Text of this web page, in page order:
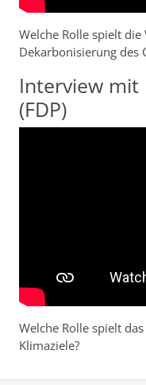
Welche Rolle spielt
Dekarbonisierung des
Interview mit
(FDP)
Welche Rolle spielt
Klimaziele?